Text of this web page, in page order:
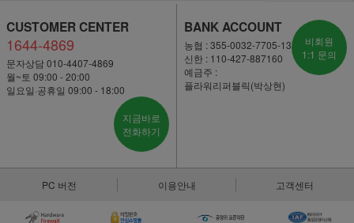
CUSTOMER CENTER
1644-4869
문자상담 010-4407-4869
월~토 09:00 - 20:00
일요일·공휴일 09:00 - 18:00
지금바로
전화하기
BANK ACCOUNT
농협 : 355-0032-7705-13
신한 : 110-427-887160
예금주 :
플라워리퍼블릭(박상현)
비회원
1:1 문의
PC 버전 이용안내 고객센터